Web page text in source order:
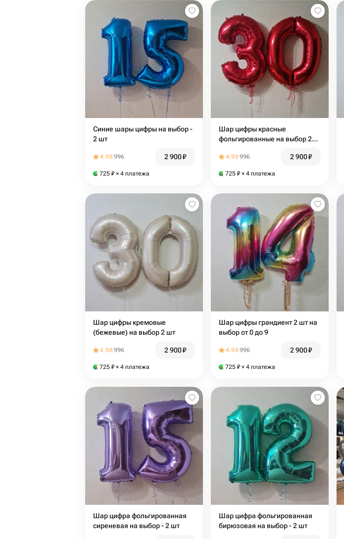
Синие шары цифры на выбор -
2 шт
4.98996 2 900₽
725 ₽ × 4 платежа
Шар цифры красные
фольгированные на выбор 2
4.98996 2 900₽
725 ₽ × 4 платежа
Шар цифры кремовые
(бежевые) на выбор 2 шт
4.98996 2 900₽
725 ₽ × 4 платежа
Шар цифры грандиент 2 шт на
выбор от 0 до 9
4.98996 2 900₽
725 ₽ × 4 платежа
Шар цифра фольгированная
сиреневая на выбор - 2 шт
Шар цифра фольгированная
бирюзовая на выбор - 2 шт